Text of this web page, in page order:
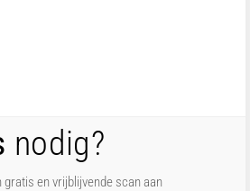
nodig?
gratis en vrijblijvende scan aan